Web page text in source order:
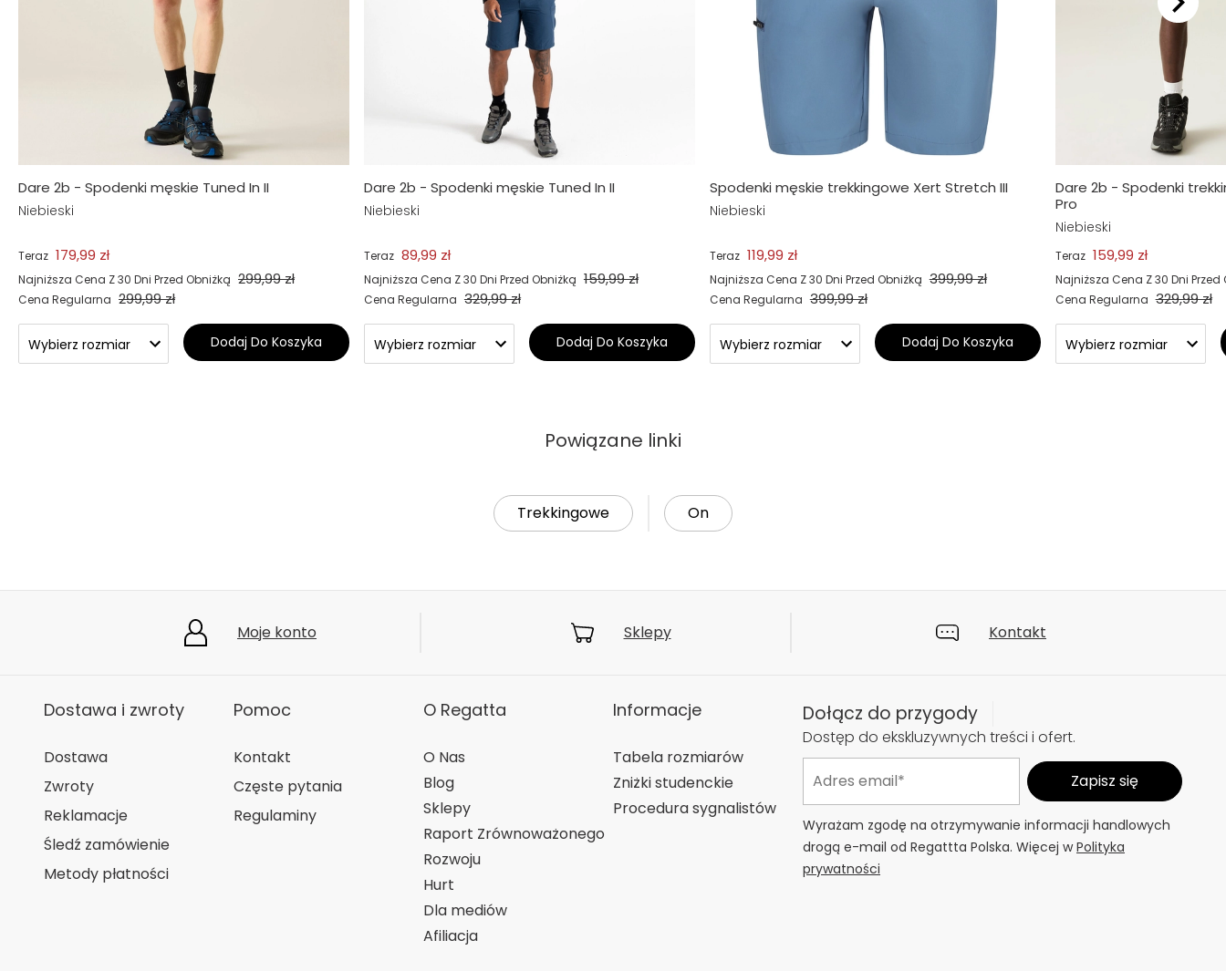
Dare 2b - Spodenki męskie Tuned In II
Niebieski
Teraz 179,99 zł
Najniższa Cena Z 30 Dni Przed Obniżką 299,99 zł
Cena Regularna 299,99 zł
Dodaj Do Koszyka
Dare 2b - Spodenki męskie Tuned In II
Niebieski
Teraz 89,99 zł
Najniższa Cena Z 30 Dni Przed Obniżką 159,99 zł
Cena Regularna 329,99 zł
Dodaj Do Koszyka
Spodenki męskie trekkingowe Xert Stretch III
Niebieski
Teraz 119,99 zł
Najniższa Cena Z 30 Dni Przed Obniżką 399,99 zł
Cena Regularna 399,99 zł
Dodaj Do Koszyka
Dare 2b - Spodenki
Pro
Niebieski
Teraz 159,99 zł
Najniższa Cena Z 30 Dni Przed
Cena Regularna 329,99 zł
Powiązane linki
Trekkingowe On
Moje konto Sklepy Kontakt
Dostawa i zwroty
Dostawa
Zwroty
Reklamacje
Śledź zamówienie
Metody płatności
Pomoc
Kontakt
Częste pytania
Regulaminy
O Regatta
O Nas
Blog
Sklepy
Raport Zrównoważonego
Rozwoju
Hurt
Dla mediów
Afiliacja
Informacje
Tabela rozmiarów
Zniżki studenckie
Procedura sygnalistów
Dołącz do przygody
Dostęp do ekskluzywnych treści i ofert.
Wyrażam zgodę na otrzymywanie informacji handlowych
drogą e-mail od Regattta Polska. Więcej wPolityka
prywatności